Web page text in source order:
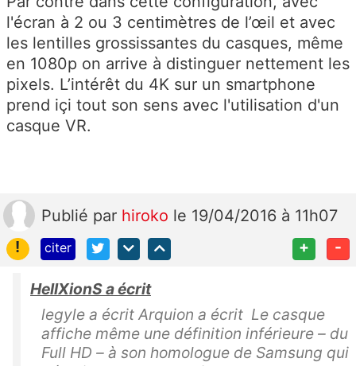
l'écran à 2 ou 3 centimètres de l’œil et avec
les lentilles grossissantes du casques, même
en 1080p on arrive à distinguer nettement les
pixels. L’intérêt du 4K sur un smartphone
prend içi tout son sens avec l'utilisation d'un
casque VR.
Publié par hiroko le 19/04/2016 à 11h07
!
citer + -
HellXionS a écrit
legyle a écrit Arquion a écrit Le casque
affiche même une définition inférieure – du
Full HD – à son homologue de Samsung qui